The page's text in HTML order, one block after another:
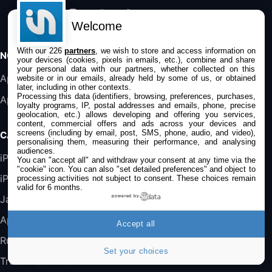
Accessoire iRobot Roomba - Kit de
Rémplacement Roomba Séries 600
19,9€23,99€Amazon
Harman Kardon SoundSticks 5 Haut-Parleur
Bluetooth, Noir
289,47€317,71€Boulanger
Galaxy S25 FE 6,7\" 5G Nano SIM 128 Go
Blanc
489,99€
DeLonghi ECAM290.22.b
Cdiscount (Vendeur Tiers)
Jeu FIFA 20 sur PC (code à télécharger)
57,99€ Rue Du Commerce (Vendeur Tiers)
NOS APPS
Application iPhone/iPad
Application Mac
CATÉGORIES
iPhone
iPad
Jailbreak
Applications
Rumeurs
Trucs & astuces
Welcome
With our 226partners , we wish to store and access information on
your devices (cookies, pixels in emails, etc.), combine and share
your personal data with our partners, whether collected on this
website or in our emails, already held by some of us, or obtained
later, including in other contexts.
Processing this data (identifiers, browsing, preferences, purchases,
loyalty programs, IP, postal addresses and emails, phone, precise
geolocation, etc.) allows developing and offering you services,
content, commercial offers and ads across your devices and
screens (including by email, post, SMS, phone, audio, and video),
personalising them, measuring their performance, and analysing
audiences.
You can "accept all" and withdraw your consent at any time via the
"cookie" icon. You can also "set detailed preferences" and object to
processing activities not subject to consent. These choices remain
valid for 6 months.
powered by
Set your choices
Accept all